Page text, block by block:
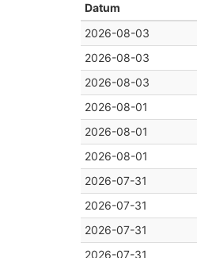
Datum
2026-08-03
2026-08-03
2026-08-03
2026-08-01
2026-08-01
2026-08-01
2026-07-31
2026-07-31
2026-07-31
2026-07-31